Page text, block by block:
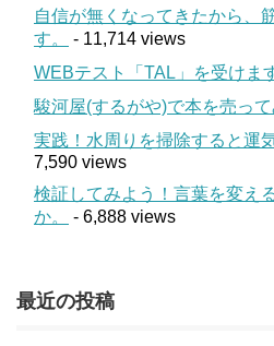
自信が無くなってきたから、
す。
- 11,714 views
WEBテスト「TAL」を受けま
駿河屋(するがや)で本を売って
実践！水周りを掃除すると運
7,590 views
検証してみよう！言葉を変え
か。
- 6,888 views
最近の投稿